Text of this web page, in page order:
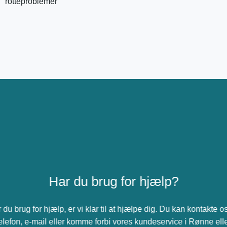
Har du brug for hjælp?
du brug for hjælp, er vi klar til at hjælpe dig. Du kan kontakte
e-mail eller komme forbi vores kundeservice i Rønne